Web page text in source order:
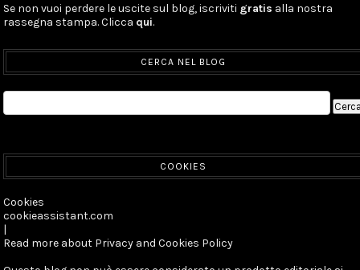
Se non vuoi perdere le uscite sul blog, iscriviti gratis alla nostra
rassegna stampa. Clicca qui.
CERCA NEL BLOG
COOKIES
Cookies
cookieassistant.com
|
Read more about Privacy and Cookies Policy